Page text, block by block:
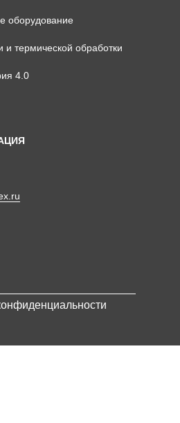
оборудование
термической обработки
4.0